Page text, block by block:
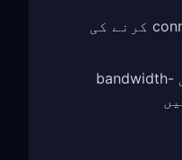
off-peak hours میں connect کرنے کی
یقینی بنائیں کہ کوئی bandwidth-